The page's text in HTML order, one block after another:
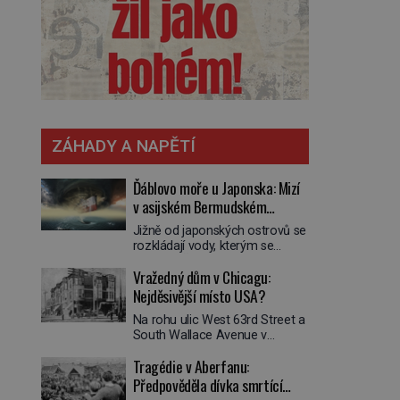
ZÁHADY A NAPĚTÍ
Ďáblovo moře u Japonska: Mizí
v asijském Bermudském
trojúhelníku lodě ve spárech
neznámé síly?
Jižně od japonských ostrovů se
rozkládají vody, kterým se
se o lodích mizejících beze
stopy, podivných světlech,
zrádných proudech i mořských
dracích, kteří měli tyto končiny
střežit už v dávných legendách.
trojúhelník skutečně prokletým
místem, nebo se zde jen
Vražedný dům v Chicagu:
Nejděsivější místo USA?
Na rohu ulic West 63rd Street a
South Wallace Avenue v
Nemá žádný speciální nápis ani
pamětní desku. A přesto prý
místní zaměstnanci neradi
Tragédie v Aberfanu:
Předpověděla dívka smrtící